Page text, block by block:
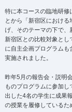
特に本コースの臨地研修
とから「新宿区におけ
げ、そのテーマの下で、
新宿区との比較対象とし
に自主企画プログラムも
実施されました。
昨年5月の報告会・説明
ものプログラムに参加
出した4名の学生に成果
の授業を履修しているた